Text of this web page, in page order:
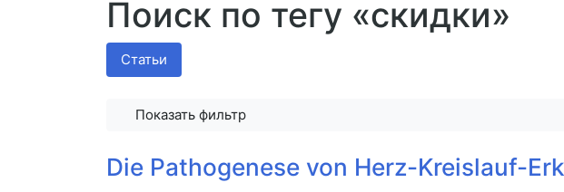
Поиск по тегу «скидки»
Статьи
Показать фильтр
Die Pathogenese von Herz-Kreislauf-